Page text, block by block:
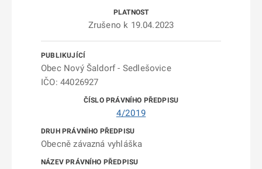
Zrušeno k 19.04.2023
Obec Nový Šaldorf - Sedlešovice
IČO: 44026927
4/2019
Obecně závazná vyhláška